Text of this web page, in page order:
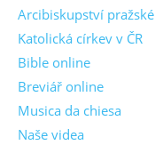
Arcibiskupství pražské
Katolická církev v ČR
Bible online
Breviář online
Musica da chiesa
Naše videa